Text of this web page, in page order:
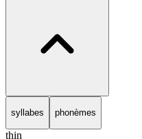
syllabes phonèmes
thin